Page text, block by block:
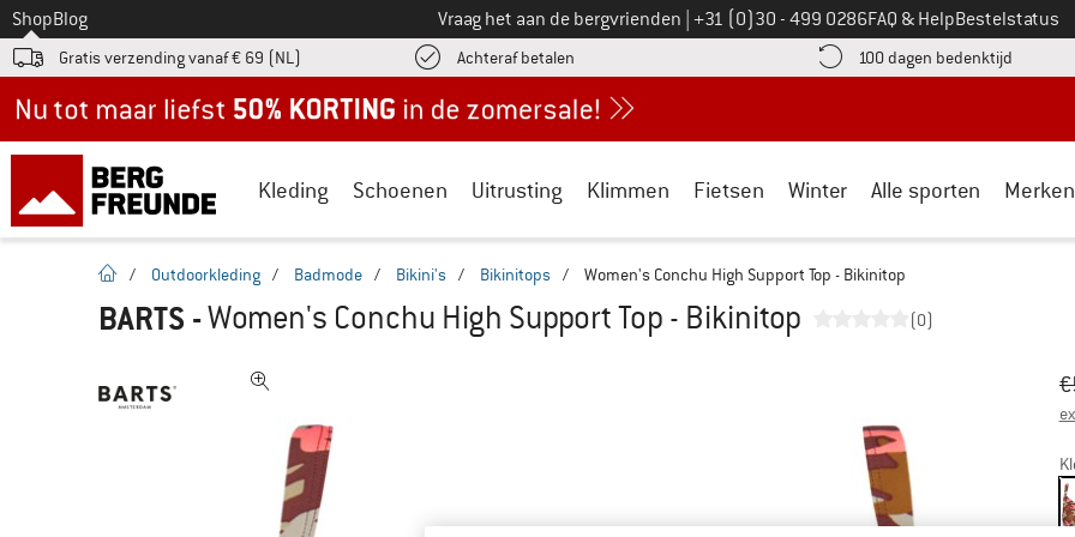
Naar
ShopBlog Vraag het aan de bergvrienden Bel ons op
+31 (0)30 - 499 0286FAQ & HelpBestelstatus
Gratis verzending vanaf € 69 (NL) Achteraf betalen vind de betalingsinformatie hier! Opent in een infovak
100 dagen bedenktijd Vind
Kleding Schoenen Uitrusting Klimmen Fietsen Winter Alle sporten Merken
Startpagina
/ Outdoorkleding / Badmode / Bikini's / Bikinitops / Women's Conchu High Support Top - Bikinitop
BARTS -Women's Conchu High Support Top - Bikinitop (0)
€